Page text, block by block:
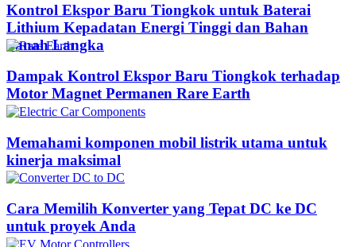
Kontrol Ekspor Baru Tiongkok untuk Baterai
Lithium Kepadatan Energi Tinggi dan Bahan
Tanah Langka
Dampak Kontrol Ekspor Baru Tiongkok terhadap
Motor Magnet Permanen Rare Earth
Memahami komponen mobil listrik utama untuk
kinerja maksimal
Cara Memilih Konverter yang Tepat DC ke DC
untuk proyek Anda